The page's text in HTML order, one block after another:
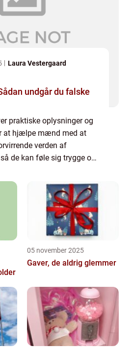
Laura Vestergaard
undgår du falske
praktiske oplysninger og
at hjælpe mænd med at
verden af
de kan føle sig trygge og
køber bukser, er at ...
05 november 2025
Gaver, de aldrig glemmer